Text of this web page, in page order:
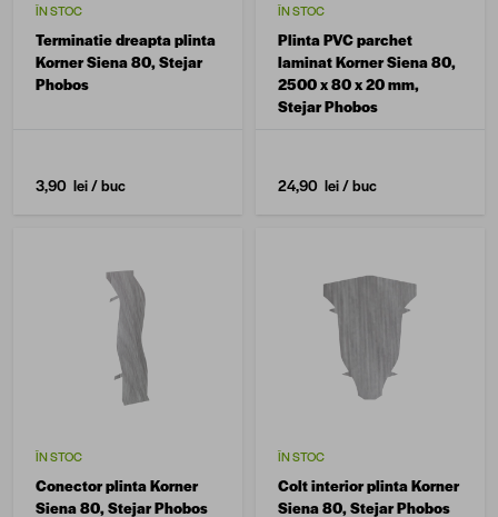
ÎN STOC
Terminatie dreapta plinta
Korner Siena 80, Stejar
Phobos
3,90 lei/ buc
ÎN STOC
Plinta PVC parchet
laminat Korner Siena 80,
2500 x 80 x 20 mm,
Stejar Phobos
24,90 lei/ buc
ÎN STOC
Conector plinta Korner
Siena 80, Stejar Phobos
ÎN STOC
Colt interior plinta Korner
Siena 80, Stejar Phobos